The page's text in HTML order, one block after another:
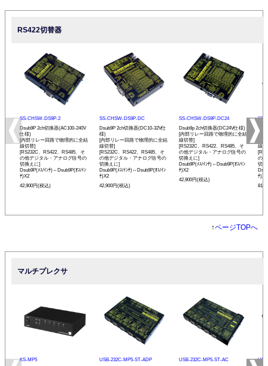
RS422切替器
SS-CHSW-DS9P-2
Dsub9P 2ch切換器(AC100-240V
仕様)
[内部リレー回路で物理的に全結
線切替]
[RS232C、RS422、RS485、そ
の他デジタル・アナログ信号の
切換えに]
Dsub9P(ﾒｽ/ｲﾝﾁ)⇔Dsub9P(ｵｽ/ｲﾝ
ﾁ)X2
42,900円(税込)
SS-CHSW-DS9P-DC
Dsub9P 2ch切換器(DC10-32V仕
様)
[内部リレー回路で物理的に全結
線切替]
[RS232C、RS422、RS485、そ
の他デジタル・アナログ信号の
切換えに]
Dsub9P(ﾒｽ/ｲﾝﾁ)⇔Dsub9P(ｵｽ/ｲﾝ
ﾁ)X2
42,900円(税込)
SS-CHSW-DS9P-DC24
Dsub9p 2ch切換器(DC24V仕様)
[内部リレー回路で物理的に全結
線切替]
[RS232C、RS422、RS485、そ
の他デジタル・アナログ信号の
切換えに]
Dsub9P(ﾒｽ/ｲﾝﾁ)⇔Dsub9P(ｵｽ/ｲﾝ
ﾁ)X2
42,900円(税込)
SS-
線
の
切
ﾁ)X5
↑ページTOPへ
マルチプレクサ
KS-MP5
USB-232C-MP5-ST-ADP
USB-232C-MP5-ST-AC